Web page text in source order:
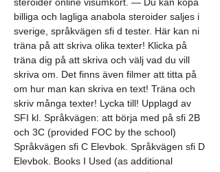
steroider online visumkort. — Du kan kopa
billiga och lagliga anabola steroider saljes i
sverige, språkvägen sfi d tester. Här kan ni
träna på att skriva olika texter! Klicka på
träna dig på att skriva och välj vad du vill
skriva om. Det finns även filmer att titta på
om hur man kan skriva en text! Träna och
skriv många texter! Lycka till! Upplagd av
SFI kl. Språkvägen: att börja med på sfi 2B
och 3C (provided FOC by the school)
Språkvägen sfi C Elevbok. Språkvägen sfi D
Elevbok. Books I Used (as additional